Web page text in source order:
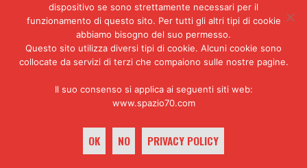
Un socialismo di tipo riformista
dunque? Può essere, ma non si
tratta certo di una nuova
versione socialdemocratica anche
se – come abbiamo già detto – è
entro classificazioni precise.
IL SOCIALISMO DEI MILITARI
dispositivo se sono strettamente necessari per il
funzionamento di questo sito. Per tutti gli altri tipi di cookie
abbiamo bisogno del suo permesso.
Questo sito utilizza diversi tipi di cookie. Alcuni cookie sono
collocate da servizi di terzi che compaiono sulle nostre pagine.
Il suo consenso si applica ai seguenti siti web:
www.spazio70.com
OK NO PRIVACY POLICY